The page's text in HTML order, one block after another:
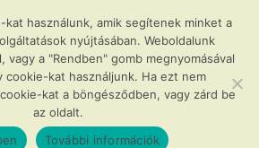
varázslatos okarínák
az okarína az új furulya!
Menü
kat használunk, amik segítenek minket a
nyújtásában. Weboldalunk
vagy a "Rendben" gomb megnyomásával
cookie-kat használjunk. Ha ezt nem
kat a böngésződben, vagy zárd be
az oldalt.
További információk